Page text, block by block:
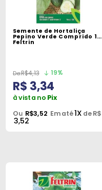
Semente de Hortaliça
Pepino Verde Comprido 1G
Feltrin
R$4,13 19%
R$ 3,34
à vista no Pix
Ou R$3,52 Em até1X de R$
3,52